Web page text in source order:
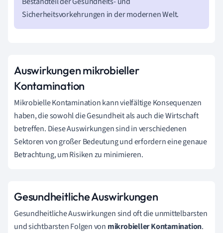
Sicherheitsvorkehrungen in der modernen Welt.
Auswirkungen mikrobieller
Kontamination
Mikrobielle Kontamination kann vielfältige Konsequenzen
haben, die sowohl die Gesundheit als auch die Wirtschaft
betreffen. Diese Auswirkungen sind in verschiedenen
Sektoren von großer Bedeutung und erfordern eine genaue
Betrachtung, um Risiken zu minimieren.
Gesundheitliche Auswirkungen
Gesundheitliche Auswirkungen sind oft die unmittelbarsten
und sichtbarsten Folgen von mikrobieller Kontamination.